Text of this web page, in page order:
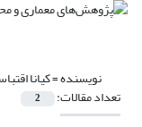
نویسنده =کیانا
تعداد مقالات: 2